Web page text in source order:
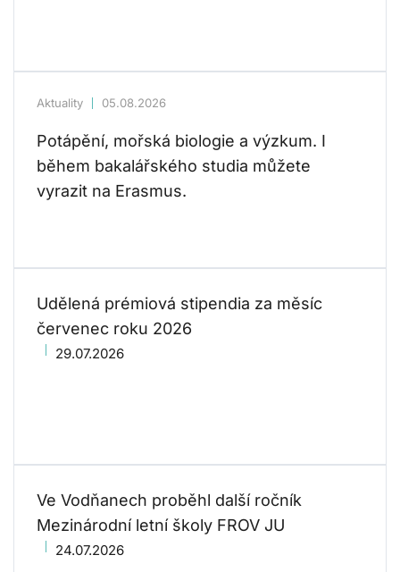
Aktuality 05.08.2026
Potápění, mořská biologie a výzkum. I
během bakalářského studia můžete
vyrazit na Erasmus.
Udělená prémiová stipendia za měsíc
červenec roku 2026
29.07.2026
Ve Vodňanech proběhl další ročník
Mezinárodní letní školy FROV JU
24.07.2026